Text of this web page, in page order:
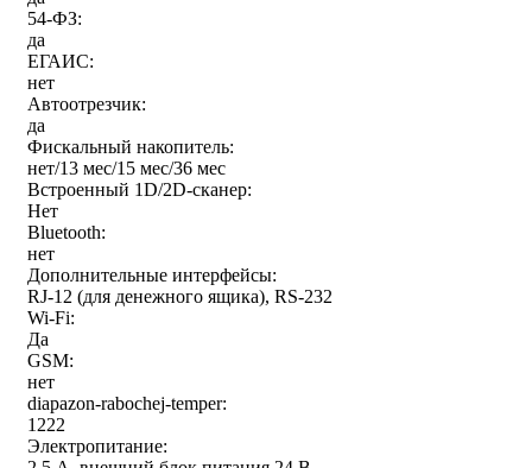
54-ФЗ:
да
ЕГАИС:
нет
Автоотрезчик:
да
Фискальный накопитель:
нет/13 мес/15 мес/36 мес
Встроенный 1D/2D-сканер:
Нет
Bluetooth:
нет
Дополнительные интерфейсы:
RJ-12 (для денежного ящика), RS-232
Wi-Fi:
Да
GSM:
нет
diapazon-rabochej-temper:
1222
Электропитание: